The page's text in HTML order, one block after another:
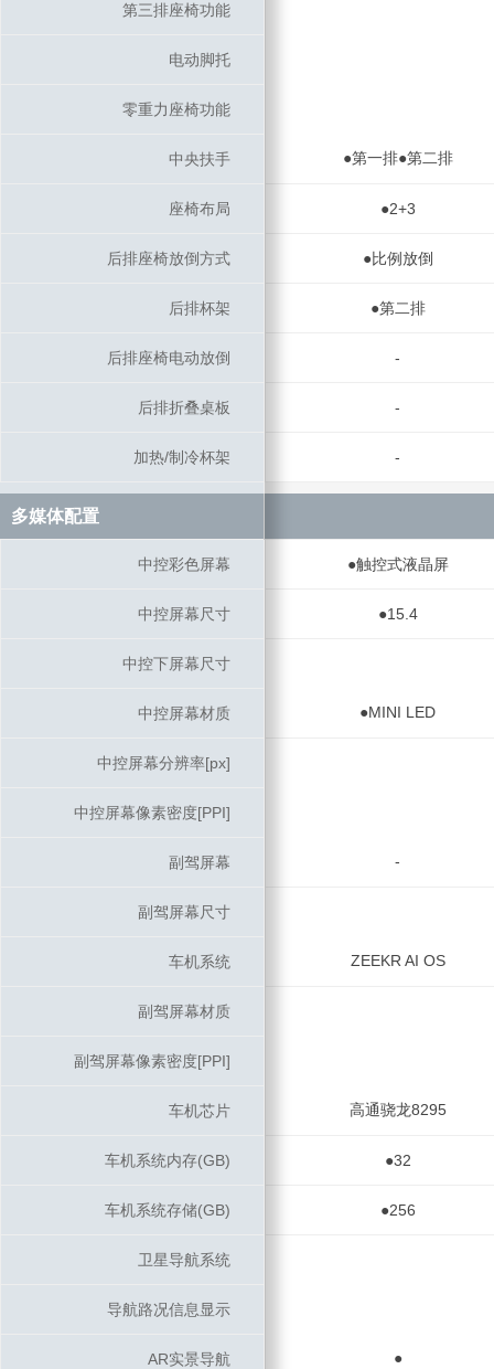
第三排座椅功能
电动脚托
零重力座椅功能
中央扶手 ●第一排●第二排
座椅布局 ●2+3
后排座椅放倒方式 ●比例放倒
后排杯架 ●第二排
后排座椅电动放倒 -
后排折叠桌板 -
加热/制冷杯架 -
多媒体配置
中控彩色屏幕 ●触控式液晶屏
中控屏幕尺寸 ●15.4
中控下屏幕尺寸
中控屏幕材质 ●MINI LED
中控屏幕分辨率[px]
中控屏幕像素密度[PPI]
副驾屏幕 -
副驾屏幕尺寸
车机系统 ZEEKR AI OS
副驾屏幕材质
副驾屏幕像素密度[PPI]
车机芯片 高通骁龙8295
车机系统内存(GB) ●32
车机系统存储(GB) ●256
卫星导航系统
导航路况信息显示
AR实景导航 ●
第三排座椅功能
电动脚托
零重力座椅功能
中央扶手
座椅布局
后排座椅放倒方式
后排杯架
后排座椅电动放倒
后排折叠桌板
加热/制冷杯架
多媒体配置
中控彩色屏幕
中控屏幕尺寸
中控下屏幕尺寸
中控屏幕材质
中控屏幕分辨率[px]
中控屏幕像素密度[PPI]
副驾屏幕
副驾屏幕尺寸
车机系统
副驾屏幕材质
副驾屏幕像素密度[PPI]
车机芯片
车机系统内存(GB)
车机系统存储(GB)
卫星导航系统
导航路况信息显示
AR实景导航